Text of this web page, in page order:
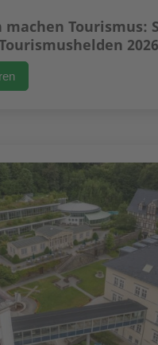
machen Tourismus:
2026